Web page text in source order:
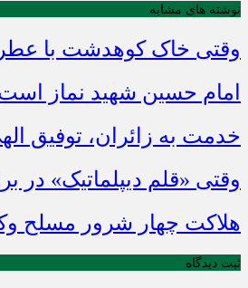
نوشته های مشابه
وقتی خاک کوهدشت با عطر
امام حسین شهید نماز
خدمت به زائران، توفیق
وقتی «قلم دیپلماتیک» در
هلاکت چهار شرور مسلح وکشف ۷۰۰ کیلوگرم
ثبت دیدگاه